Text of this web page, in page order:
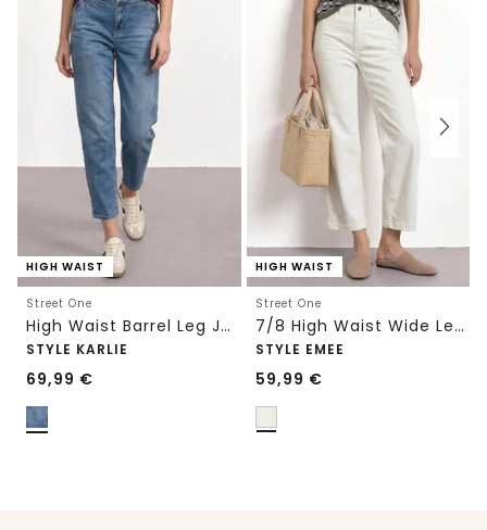
HIGH WAIST
Street One
High Waist Barrel Leg Jeans im Loose Fit
STYLE KARLIE
69,99 €
HIGH WAIST
Street One
7/8 High Waist Wide Leg Jeans im Loose Fit
STYLE EMEE
59,99 €